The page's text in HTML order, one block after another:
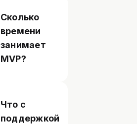
Сколько
времени
занимает
MVP?
Что с
поддержкой